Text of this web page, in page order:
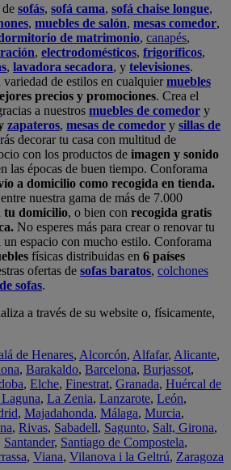
sofás, sofá cama, sofá chaise longue,
, muebles de salón, mesas comedor,
de matrimonio, canapés,
, electrodomésticos, frigoríficos,
, lavadora secadora, y televisiones.
de estilos en cualquiermuebles
precios y promociones. Crea el
a nuestros muebles de comedor y
zapateros, mesas de comedor y sillas de
decorar tu casa con multitud de
con los productos de imagen y sonido
las épocas de buen tiempo. Conforama
a domicilio como recogida en tienda.
entre nuestra gama de más de 7.000
tu domicilio, o bien con recogida gratis
No esperes más para crear o renovar tu
espacio con mucho estilo. Conforama
físicas distribuidas en 6 países
ofertas de sofas baratos, colchones
sofas.
a través de su website o, físicamente,
de Henares, Alcorcón, Alfafar, Alicante,
, Barakaldo, Barcelona, Burjassot,
, Elche, Finestrat, Granada, Huércal de
, La Zenia, Lanzarote, León,
, Majadahonda, Málaga, Murcia,
, Rivas, Sabadell, Sagunto, Salt, Girona,
Santander, Santiago de Compostela,
, Viana, Vilanova i la Geltrú, Zaragoza